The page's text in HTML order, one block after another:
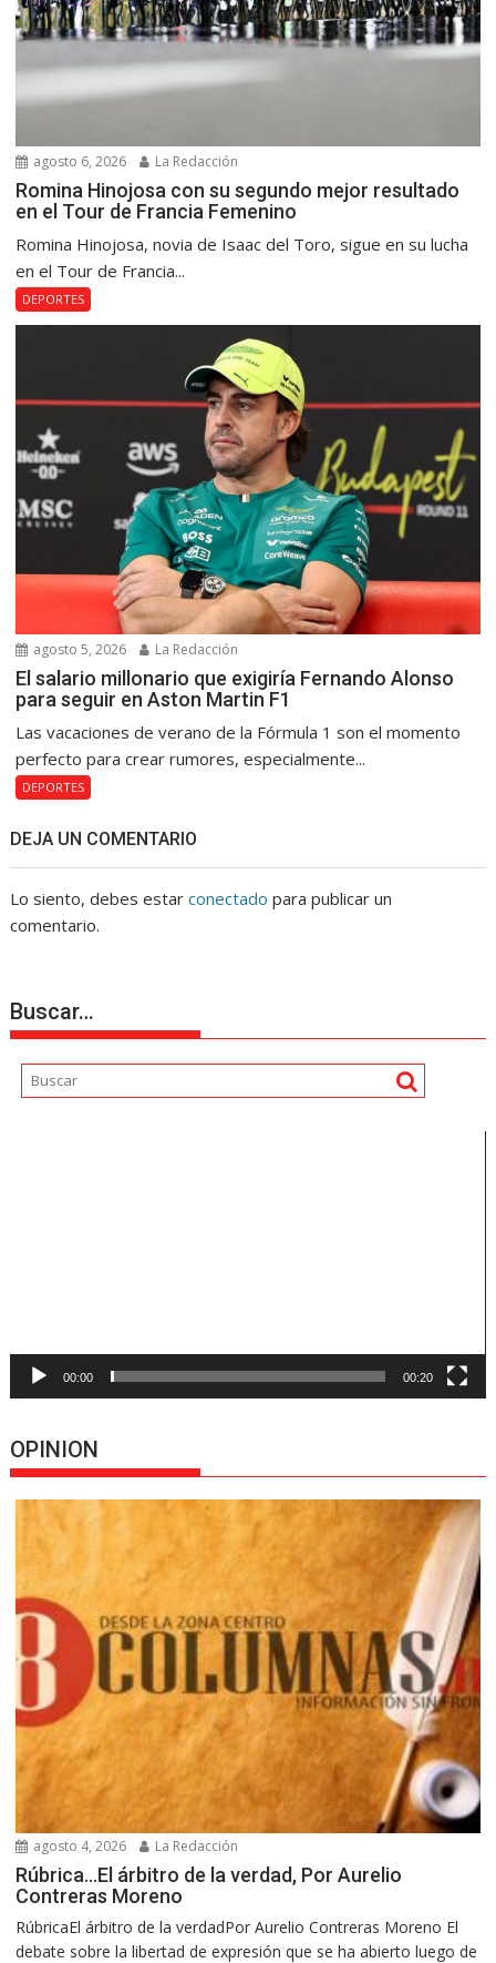
agosto 6, 2026 La Redacción
Romina Hinojosa con su segundo mejor resultado
en el Tour de Francia Femenino
Romina Hinojosa, novia de Isaac del Toro, sigue en su lucha
en el Tour de Francia...
DEPORTES
agosto 5, 2026 La Redacción
El salario millonario que exigiría Fernando Alonso
para seguir en Aston Martin F1
Las vacaciones de verano de la Fórmula 1 son el momento
perfecto para crear rumores, especialmente...
DEPORTES
DEJA UN COMENTARIO
Lo siento, debes estarconectado para publicar un
comentario.
Buscar…
00:00 00:20
OPINION
agosto 4, 2026 La Redacción
Rúbrica…El árbitro de la verdad, Por Aurelio
Contreras Moreno
RúbricaEl árbitro de la verdadPor Aurelio Contreras Moreno El
debate sobre la libertad de expresión que se ha abierto luego de